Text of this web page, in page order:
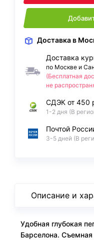
Доставка в
Доставка
по Москве и
(Бесплатная
не
СДЭК от 450
1-2 дня (В
Почтой
3-5 дней (В
Описание и
Удобная глубокая
Барселона.